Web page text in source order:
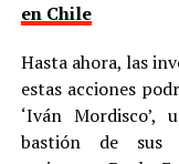
en Chile
Hasta ahora, las
estas acciones
‘Iván
bastión de sus